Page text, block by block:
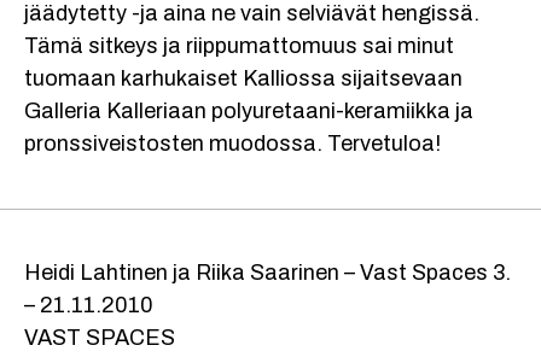
jäädytetty -ja aina ne vain selviävät hengissä.
Tämä sitkeys ja riippumattomuus sai minut
tuomaan karhukaiset Kalliossa sijaitsevaan
Galleria Kalleriaan polyuretaani-keramiikka ja
pronssiveistosten muodossa. Tervetuloa!
Heidi Lahtinen ja Riika Saarinen – Vast Spaces 3.
– 21.11.2010
VAST SPACES